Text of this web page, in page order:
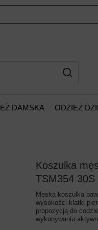
DAMSKA ODZIEŻ
Koszulka
TSM354 30S
Męska koszulka
wysokości klatki
propozycją do
wykonywaniu